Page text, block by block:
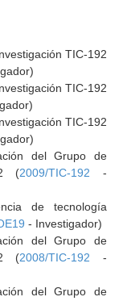
TIC-192
TIC-192
TIC-192
del Grupo de
(2009/TIC-192 -
de tecnología
- Investigador)
del Grupo de
(2008/TIC-192 -
del Grupo de